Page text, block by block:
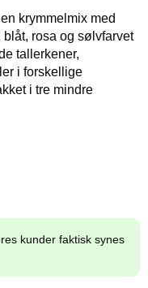
krymmelmix med
rosa og sølvfarvet
tallerkener,
i forskellige
i tre mindre
kunder faktisk synes